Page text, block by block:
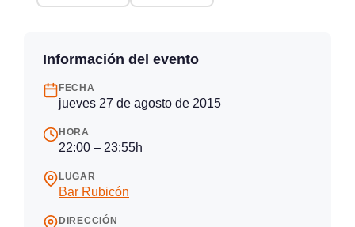
Información del evento
FECHA
jueves 27 de agosto de 2015
HORA
22:00 – 23:55h
LUGAR
Bar Rubicón
DIRECCIÓN